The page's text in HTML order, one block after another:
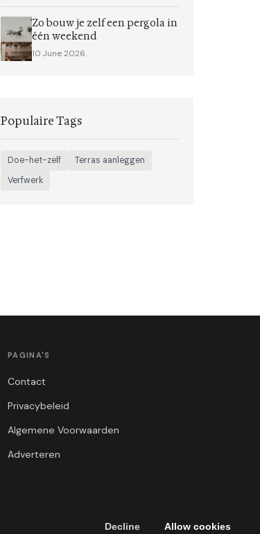
Decline Allow cookies
Zo bouw je zelf een pergola in
één weekend
10 June 2026
Populaire Tags
Doe-het-zelf
Terras aanleggen
Verfwerk
PAGINA'S
Contact
Privacybeleid
Algemene Voorwaarden
Adverteren